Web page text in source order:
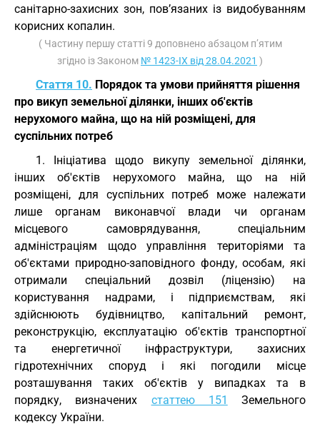
санітарно-захисних зон, пов’язаних із видобуванням
корисних копалин.
( Частину першу статті 9 доповнено абзацом п’ятим
згідно із Законом № 1423-IX від 28.04.2021 )
Стаття 10. Порядок та умови прийняття рішення
про викуп земельної ділянки, інших об'єктів
нерухомого майна, що на ній розміщені, для
суспільних потреб
1. Ініціатива щодо викупу земельної ділянки,
інших об'єктів нерухомого майна, що на ній
розміщені, для суспільних потреб може належати
лише органам виконавчої влади чи органам
місцевого самоврядування, спеціальним
адміністраціям щодо управління територіями та
об'єктами природно-заповідного фонду, особам, які
отримали спеціальний дозвіл (ліцензію) на
користування надрами, і підприємствам, які
здійснюють будівництво, капітальний ремонт,
реконструкцію, експлуатацію об'єктів транспортної
та енергетичної інфраструктури, захисних
гідротехнічних споруд і які погодили місце
розташування таких об'єктів у випадках та в
порядку, визначених статтею 151
Земельного
кодексу України.